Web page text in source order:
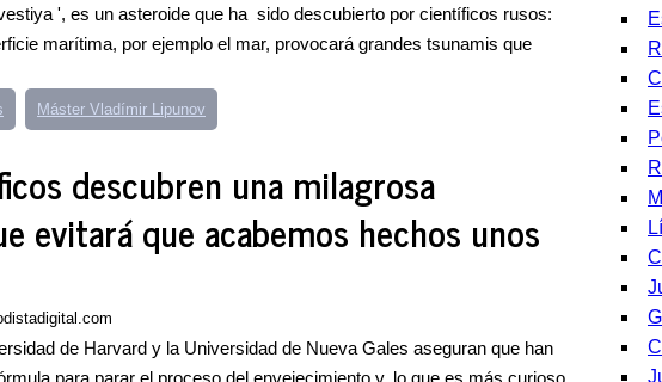
', es un asteroide que ha sido descubierto por científicos rusos:
marítima, por ejemplo el mar, provocará grandes tsunamis que
Máster Vladímir Lipunov
descubren una milagrosa
evitará que acabemos hechos unos
de Harvard y la Universidad de Nueva Gales aseguran que han
para parar el proceso del envejecimiento y, lo que es más curioso